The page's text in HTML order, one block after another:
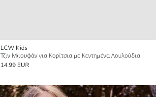
LCW Kids
Τζιν Μπουφάν για Κορίτσια με Κεντημένα Λουλούδια
14.99 EUR